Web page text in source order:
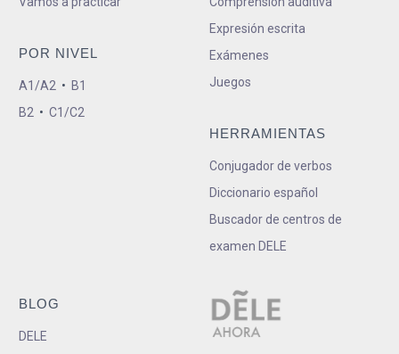
POR NIVEL
A1/A2 • B1
B2 • C1/C2
Expresión escrita
Exámenes
Juegos
HERRAMIENTAS
Conjugador de verbos
Diccionario español
Buscador de centros de
examen DELE
BLOG
DELE